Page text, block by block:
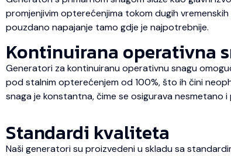
promjenjivim opterećenjima tokom dugih
pouzdano napajanje tamo gdje je najpotrebnije.
Kontinuirana operativna
Generatori za kontinuiranu operativnu snagu
pod stalnim opterećenjem od 100%, što ih čini
snaga je konstantna, čime se osigurava nesmetano
Standardi kvaliteta
Naši generatori su proizvedeni u skladu sa